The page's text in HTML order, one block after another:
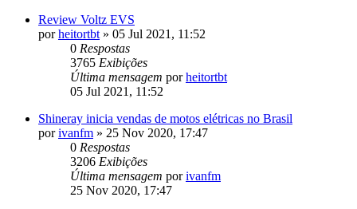
Review Voltz EVS
porheitortbt » 05 Jul 2021, 11:52
0 Respostas
3765 Exibições
Última mensagem porheitortbt
05 Jul 2021, 11:52
Shineray inicia vendas de motos elétricas no Brasil
porivanfm » 25 Nov 2020, 17:47
0 Respostas
3206 Exibições
Última mensagem porivanfm
25 Nov 2020, 17:47